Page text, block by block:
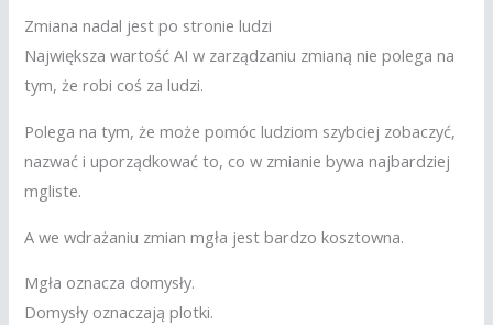
Zmiana nadal jest po stronie ludzi
Największa wartość AI w zarządzaniu zmianą nie polega na
tym, że robi coś za ludzi.
Polega na tym, że może pomóc ludziom szybciej zobaczyć,
nazwać i uporządkować to, co w zmianie bywa najbardziej
mgliste.
A we wdrażaniu zmian mgła jest bardzo kosztowna.
Mgła oznacza domysły.
Domysły oznaczają plotki.